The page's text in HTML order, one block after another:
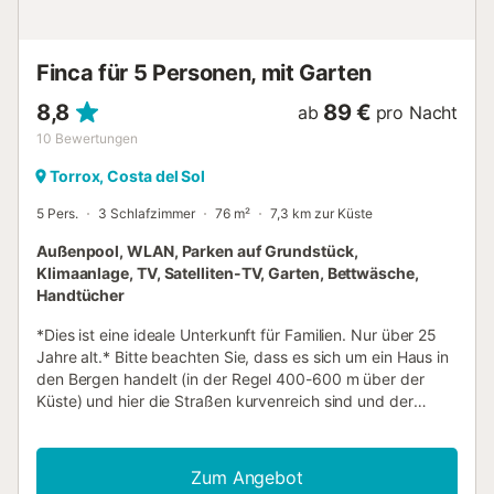
gibt eine kle...
Finca für 5 Personen, mit Garten
8,8
10 Bewertungen
ab 89 € pro Nacht
Torrox, Costa del Sol
5 Pers. 3 Schlafzimmer 76 m² 7,3 km zur Küste
Außenpool, WLAN, Parken auf Grundstück,
Klimaanlage, TV, Satelliten-TV, Garten, Bettwäsche,
Handtücher
*Dies ist eine ideale Unterkunft für Familien. Nur über 25
Jahre alt.* Bitte beachten Sie, dass es sich um ein Haus in
den Bergen handelt (in der Regel 400-600 m über der
Küste) und hier die Straßen kurvenreich sind und der
ist eine authentische andalusische Unterkunft in der Nähe
von Cómpeta und Torrox Pueblo, die über einen
unbefestigten Weg von der ca. 15 Autominuten entfernten
Zum Angebot